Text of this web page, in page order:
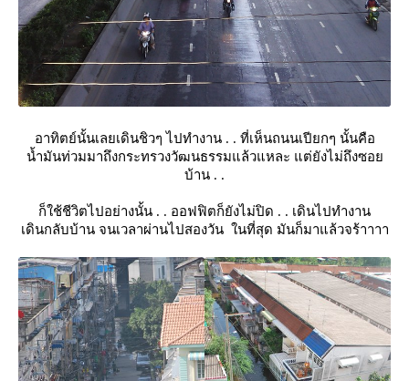
อาทิตย์นั้นเลยเดินชิวๆ ไปทำงาน . . ที่เห็นถนนเปียกๆ นั้นคือ
น้ำมันท่วมมาถึงกระทรวงวัฒนธรรมแล้วแหละ แต่ยังไม่ถึงซอ
บ้าน . .
ก็ใช้ชีวิตไปอย่างนั้น . . ออฟฟิตก็ยังไม่ปิด . . เดินไปทำงาน
เดินกลับบ้าน จนเวลาผ่านไปสองวัน ในที่สุด มันก็มาแล้วจร้าาาา